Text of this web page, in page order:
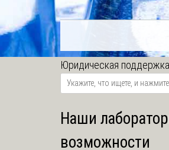
Юридическая поддержка
Наши
возможности